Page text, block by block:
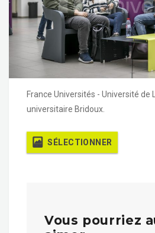
France Universités - Université de
universitaire Bridoux.
SÉLECTIONNER
Vous pourriez